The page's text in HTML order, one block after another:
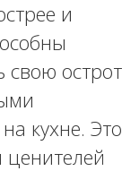
и
свою
кухне. Это